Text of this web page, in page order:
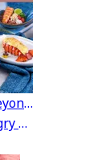
ฉลองครบรอบ 10 ปีสุดยิ่งใหญ่! Copper Beyond Buffet
พบกับแพ็กเกจใหม่สุดพิเศษ! เฉพาะที่ Hungry Hub